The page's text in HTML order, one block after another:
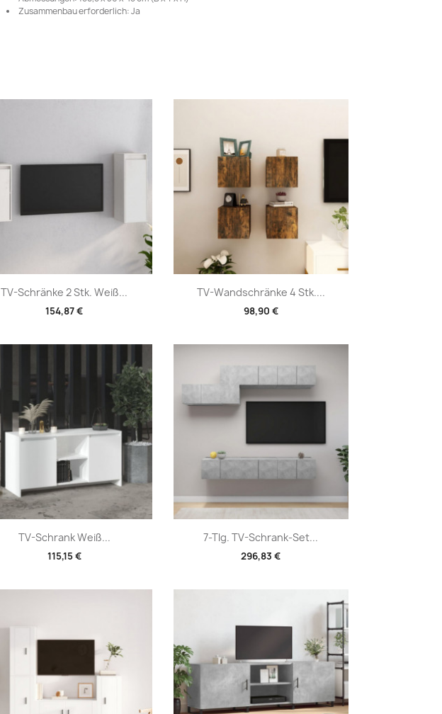
Zusammenbau erforderlich: Ja
TV-Schränke 2 Stk. Weiß...
154,87 €
Vorschau TV-Wandschränke 4 Stk....
98,90 €
Vorschau
TV-Schrank Weiß...
115,15 €
Vorschau 7-Tlg. TV-Schrank-Set...
296,83 €
Vorschau